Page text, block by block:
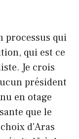
processus qui
qui est ce
Je crois
président
en otage
que le
d'Aras